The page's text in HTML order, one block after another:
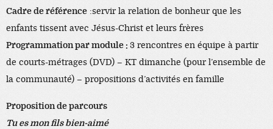
Cadre de référence :servir la relation de bonheur que les
enfants tissent avec Jésus-Christ et leurs frères
Programmation par module : 3 rencontres en équipe à partir
de courts-métrages (DVD) – KT dimanche (pour l’ensemble de
la communauté) – propositions d’activités en famille
Proposition de parcours
Tu es mon fils bien-aimé